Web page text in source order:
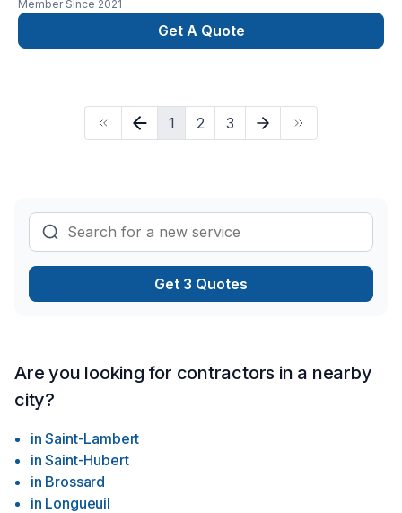
Cuisine, Démolition, Gouttières, Gypse, Insonorisation,
Isolation sous-sol,Isolation mur, Patio, Peinture, Peinture
extérieur, Plancher, Revêtement extérieur, Salle de bain,
mission : concrétiser vos projets tout en respectant vos
exigences, vos délais et votre vision. Confiez votre projet à
une équipe qui a à cœur votre satisfaction.
Member Since 2021
Get A Quote
1 2 3
Get 3 Quotes
Are you looking for contractors in a nearby
city?
in Saint-Lambert
in Saint-Hubert
in Brossard
in Longueuil